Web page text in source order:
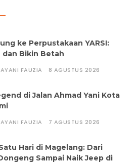
ke Perpustakaan YARSI:
dan Bikin Betah
FAUZIA 8 AGUSTUS 2026
di Jalan Ahmad Yani Kota
FAUZIA 7 AGUSTUS 2026
Hari di Magelang: Dari
Sampai Naik Jeep di